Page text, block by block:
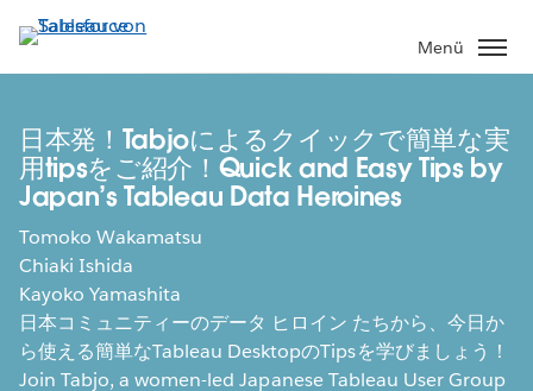
Direkt
zum
Inhalt
Menü
日本発！Tabjoによるクイックで簡単な実
用tipsをご紹介！Quick and Easy Tips by
Japan’s Tableau Data Heroines
Tomoko Wakamatsu
Chiaki Ishida
Kayoko Yamashita
日本コミュニティーのデータ ヒロイン たちから、今日か
ら使える簡単なTableau DesktopのTipsを学びましょう！
Join Tabjo, a women-led Japanese Tableau User Group